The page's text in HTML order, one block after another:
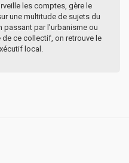
les comptes, gère le
une multitude de sujets du
par l’urbanisme ou
de ce collectif, on retrouve le
local.